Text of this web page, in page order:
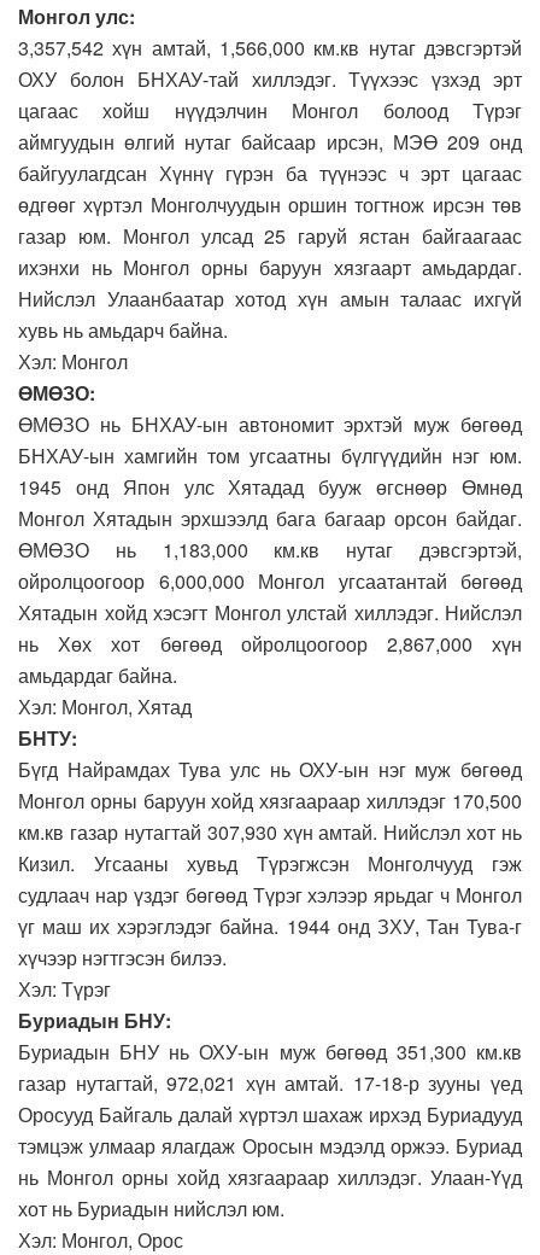
Монгол улс:
3,357,542 хүн амтай, 1,566,000 км.кв нутаг дэвсгэртэй
ОХУ болон БНХАУ-тай хиллэдэг. Түүхээс үзхэд эрт
цагаас хойш нүүдэлчин Монгол болоод Түрэг
аймгуудын өлгий нутаг байсаар ирсэн, МЭӨ 209 онд
байгуулагдсан Хүннү гүрэн ба түүнээс ч эрт цагаас
өдгөөг хүртэл Монголчуудын оршин тогтнож ирсэн төв
газар юм. Монгол улсад 25 гаруй ястан байгаагаас
ихэнхи нь Монгол орны баруун хязгаарт амьдардаг.
Нийслэл Улаанбаатар хотод хүн амын талаас ихгүй
хувь нь амьдарч байна.
Хэл: Монгол
ӨМӨЗО:
ӨМӨЗО нь БНХАУ-ын автономит эрхтэй муж бөгөөд
БНХАУ-ын хамгийн том угсаатны бүлгүүдийн нэг юм.
1945 онд Япон улс Хятадад бууж өгснөөр Өмнөд
Монгол Хятадын эрхшээлд бага багаар орсон байдаг.
ӨМӨЗО нь 1,183,000 км.кв нутаг дэвсгэртэй,
ойролцоогоор 6,000,000 Монгол угсаатантай бөгөөд
Хятадын хойд хэсэгт Монгол улстай хиллэдэг. Нийслэл
нь Хөх хот бөгөөд ойролцоогоор 2,867,000 хүн
амьдардаг байна.
Хэл: Монгол, Хятад
БНТУ:
Бүгд Найрамдах Тува улс нь ОХУ-ын нэг муж бөгөөд
Монгол орны баруун хойд хязгаараар хиллэдэг 170,500
км.кв газар нутагтай 307,930 хүн амтай. Нийслэл хот нь
Кизил. Угсааны хувьд Түрэгжсэн Монголчууд гэж
судлаач нар үздэг бөгөөд Түрэг хэлээр ярьдаг ч Монгол
үг маш их хэрэглэдэг байна. 1944 онд ЗХУ, Тан Тува-г
хүчээр нэгтгэсэн билээ.
Хэл: Түрэг
Буриадын БНУ:
Буриадын БНУ нь ОХУ-ын муж бөгөөд 351,300 км.кв
газар нутагтай, 972,021 хүн амтай. 17-18-р зууны үед
Оросууд Байгаль далай хүртэл шахаж ирхэд Буриадууд
тэмцэж улмаар ялагдаж Оросын мэдэлд оржээ. Буриад
нь Монгол орны хойд хязгаараар хиллэдэг. Улаан-Үүд
хот нь Буриадын нийслэл юм.
Хэл: Монгол, Орос